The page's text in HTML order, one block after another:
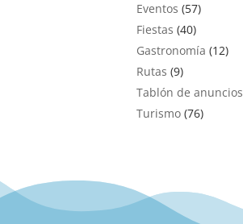
Eventos (57)
Fiestas (40)
Gastronomía (12)
Rutas (9)
Tablón de anuncios
Turismo(76)